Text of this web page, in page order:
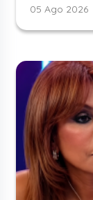
05 Ago 2026